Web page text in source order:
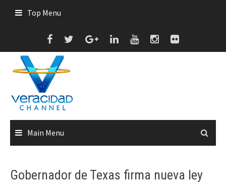
Top Menu
Main Menu
Gobernador de Texas firma nueva ley